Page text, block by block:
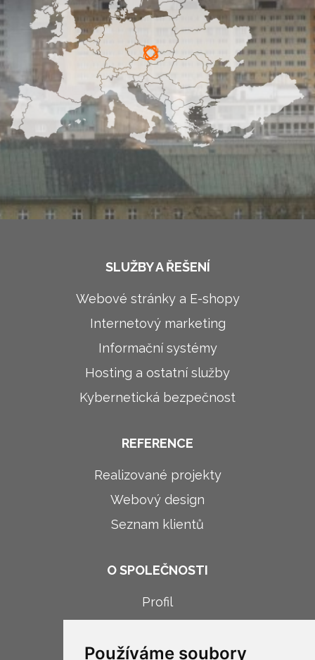
Používáme soubory
SLUŽBY A ŘEŠENÍ
Webové stránky a E-shopy
Internetový marketing
Informační systémy
Hosting a ostatní služby
Kybernetická bezpečnost
REFERENCE
Realizované projekty
Webový design
Seznam klientů
O SPOLEČNOSTI
Profil
Kariéra